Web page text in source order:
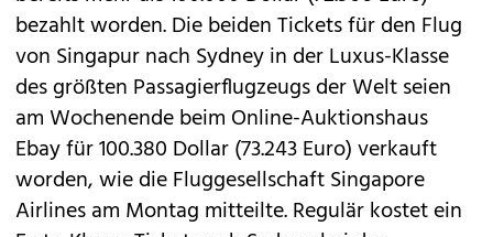
bezahlt worden. Die beiden Tickets für den Flug
von Singapur nach Sydney in der Luxus-Klasse
des größten Passagierflugzeugs der Welt seien
am Wochenende beim Online-Auktionshaus
Ebay für 100.380 Dollar (73.243 Euro) verkauft
worden, wie die Fluggesellschaft Singapore
Airlines am Montag mitteilte. Regulär kostet ein